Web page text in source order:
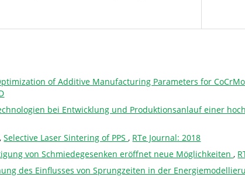
of Additive Manufacturing Parameters for CoCrMo
bei Entwicklung und Produktionsanlauf einer
Selective Laser Sintering of PPS, RTe Journal: 2018
von Schmiedegesenken eröffnet neue Möglichkeiten,
des Einflusses von Sprungzeiten in der